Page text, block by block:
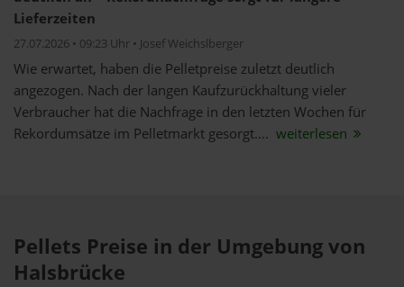
Lieferzeiten
27.07.2026 • 09:23 Uhr • Josef Weichslberger
Wie erwartet, haben die Pelletpreise zuletzt deutlich
angezogen. Nach der langen Kaufzurückhaltung vieler
Verbraucher hat die Nachfrage in den letzten Wochen für
Rekordumsätze im Pelletmarkt gesorgt.... weiterlesen
Pellets Preise in der Umgebung von
Halsbrücke